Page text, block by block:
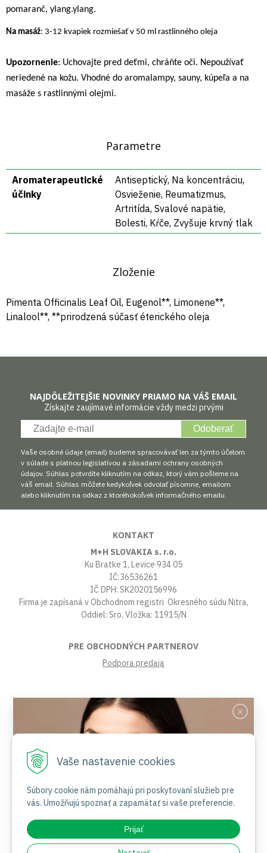
Vaše nastavenie cookies
Súbory cookie nám pomáhajú pri poskytovaní služieb pre
vás. Umožňujú spoznať a zapamätať si vaše preferencie.
Prijať
pomaranč, ylang.ylang.
Na masáž: 3-12 kvapiek rozmiešať v 50 ml rastlinného oleja
Upozornenie: Uchovajte pred deťmi, chráňte oči. Nepoužívať
neriedené na kožu. Vhodné do aromalampy, sauny, kúpeľa a na
masáže s rastlinnými olejmi.
Parametre
Aromaterapeutické
účinky
Antiseptický, Na koncentráciu,
Osvieženie, Reumatizmus,
Artritída, Svalové napätie,
Bolesti, Kŕče, Zvyšuje krvný tlak
Zloženie
Pimenta Officinalis Leaf Oil, Eugenol**, Limonene**,
Linalool**, **prirodzená súčasť éterického oleja
NAJDÔLEŽITEJŠIE NOVINKY PRIAMO NA VÁŠ EMAIL
Získajte zaujímavé informácie vždy medzi prvými
Odoberať
Vaše osobné údaje (email) budeme spracovávať len za týmto účelom
v súlade s platnou legislatívou a zásadami ochrany osobných
údajov. Súhlas potvrdíte kliknutím na odkaz, ktorý vám pošleme na
váš email. Súhlas môžete kedykoľvek odvolať písomne, emailom
alebo kliknutím na odkaz z ktoréhokoľvek informačného emailu.
KONTAKT
M+H SLOVAKIA s. r.o.
Ku Bratke 1, Levice 934 05
IČ:36536261
IČ DPH: SK2020156996
Firma je zapísaná v Obchodnom registri Okresného súdu Nitra,
Oddiel: Sro, Vložka: 11915/N
PRE OBCHODNÝCH PARTNEROV
Podpora predaja
VŠETKO O NÁKUPE
Obchodné podmienky
Platby a poštovné
Ochrana osobných údajov
Certifikáty
NAŠE SOCIÁLNE SIETE
Jemnosť nesie jas
Nakupovať